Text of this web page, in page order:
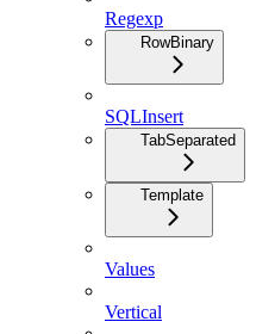
Regexp
RowBinary
SQLInsert
TabSeparated
Template
Values
Vertical